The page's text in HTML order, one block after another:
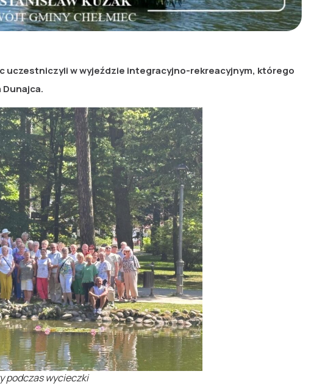
uczestniczyli w wyjeździe integracyjno-rekreacyjnym, którego
Dunajca.
podczas wycieczki